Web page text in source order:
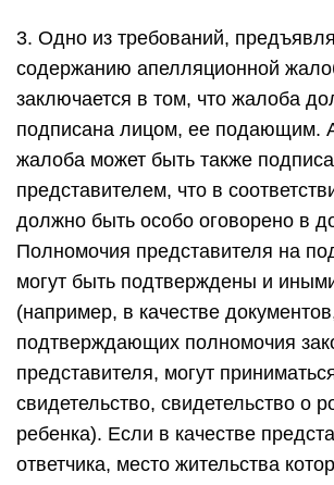
3. Одно из требований,
содержанию апелляционной
заключается в том, что жалоба
подписана лицом, ее подающим.
жалоба может быть также
представителем, что в
должно быть особо оговорено в
Полномочия представителя на
могут быть подтверждены и
(например, в качестве
подтверждающих полномочия
представителя, могут
свидетельство, свидетельство о
ребенка). Если в качестве
ответчика, место жительства